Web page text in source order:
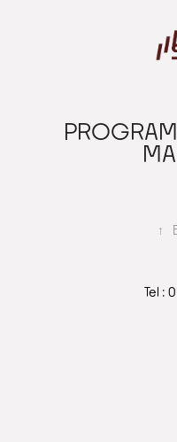
↑
Tel :